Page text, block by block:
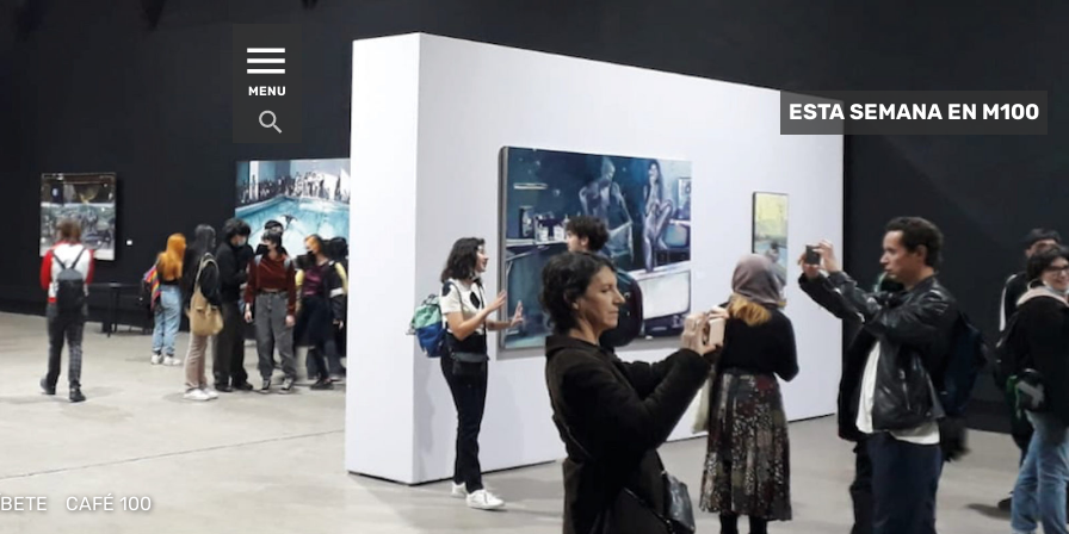
MENU
CAFÉ 100
ESTA SEMANA EN M100